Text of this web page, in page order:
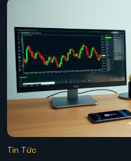
Tin Tức